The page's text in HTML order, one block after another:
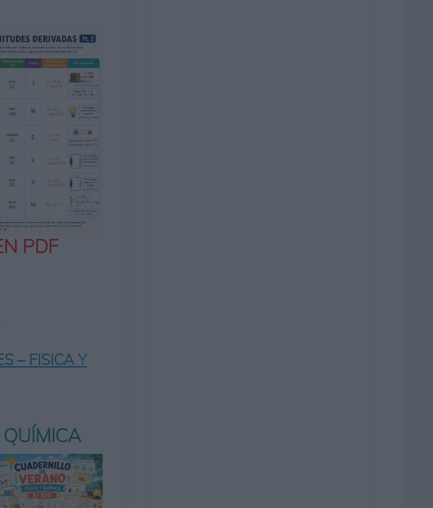
PDF
– FISICA Y